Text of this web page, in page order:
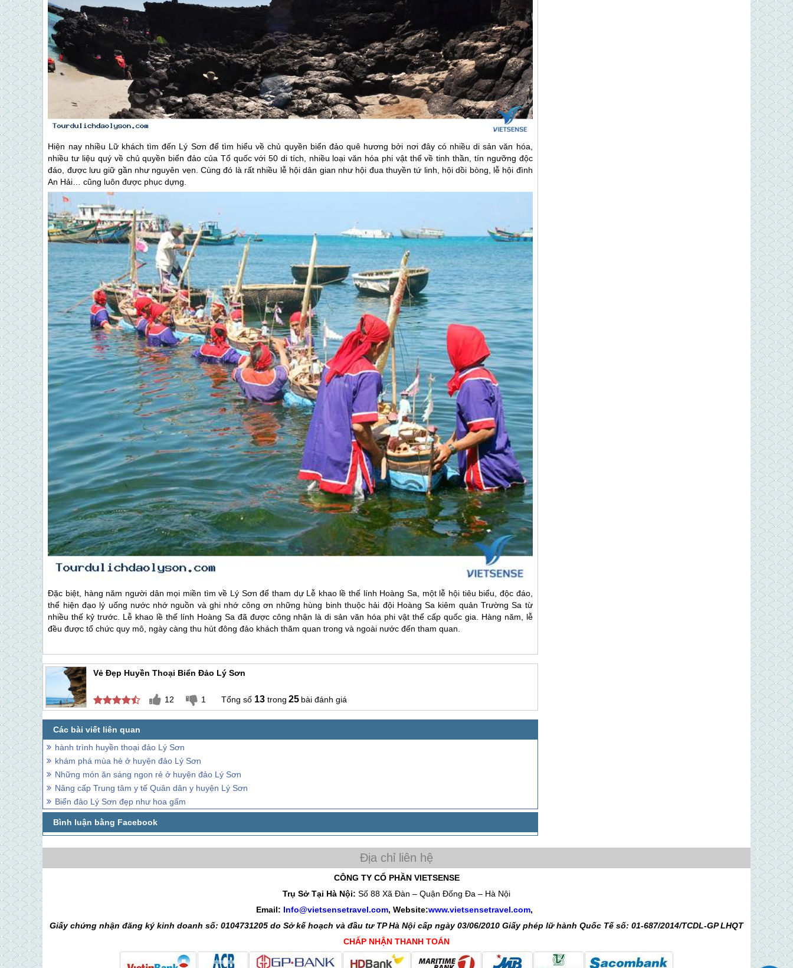
Hiện nay nhiều Lữ khách tìm đến Lý Sơn để tìm hiểu về chủ quyền biển đảo quê hương bởi nơi đây có nhiều di sản văn hóa,
nhiều tư liệu quý về chủ quyền biển đảo của Tổ quốc với 50 di tích, nhiều loại văn hóa phi vật thể về tinh thần, tín ngưỡng độc
đáo, được lưu giữ gần như nguyên vẹn. Cùng đó là rất nhiều lễ hội dân gian như hội đua thuyền tứ linh, hội dồi bòng, lễ hội đình
An Hải… cũng luôn được phục dựng.
Đặc biệt, hàng năm người dân mọi miền tìm về Lý Sơn để tham dự Lễ khao lề thế lính Hoàng Sa, một lễ hội tiêu biểu, độc đáo,
thể hiện đạo lý uống nước nhớ nguồn và ghi nhớ công ơn những hùng binh thuộc hải đội Hoàng Sa kiêm quản Trường Sa từ
nhiều thế kỷ trước. Lễ khao lề thế lính Hoàng Sa đã được công nhận là di sản văn hóa phi vật thể cấp quốc gia. Hàng năm, lễ
đều được tổ chức quy mô, ngày càng thu hút đông đảo khách thăm quan trong và ngoài nước đến tham quan.
Vẻ Đẹp Huyền Thoại Biển Đảo Lý Sơn
12 1 13 25 bài đánh giá
hành trình huyền thoại đảo Lý Sơn
khám phá mùa hè ở huyện đảo Lý Sơn
Những món ăn sáng ngon rẻ ở huyện đảo Lý Sơn
Nâng cấp Trung tâm y tế Quân dân y huyện Lý Sơn
Biển đảo Lý Sơn đẹp như hoa gấm
CÔNG TY CỔ PHẦN VIETSENSE
Trụ Sở Tại Hà Nội: Số 88 Xã Đàn – Quận Đống Đa – Hà Nội
Email: Info@vietsensetravel.com, Website:www.vietsensetravel.com,
Giấy chứng nhận đăng ký kinh doanh số: 0104731205 do Sở kế hoạch và đầu tư TP Hà Nội cấp ngày 03/06/2010 Giấy phép lữ hành Quốc Tế số: 01-687/2014/TCDL-GP LHQT
CHẤP NHẬN THANH TOÁN